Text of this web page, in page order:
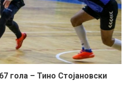
гола – Тино Стојановски